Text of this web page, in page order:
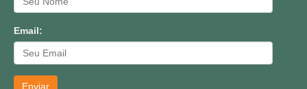
Email:
Enviar